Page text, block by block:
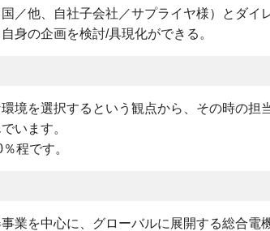
／他、自社子会社／サプライヤ様）とダイ
身の企画を検討/具現化ができる。
境を選択するという観点から、その時の担
います。
程です。
業を中心に、グローバルに展開する総合電